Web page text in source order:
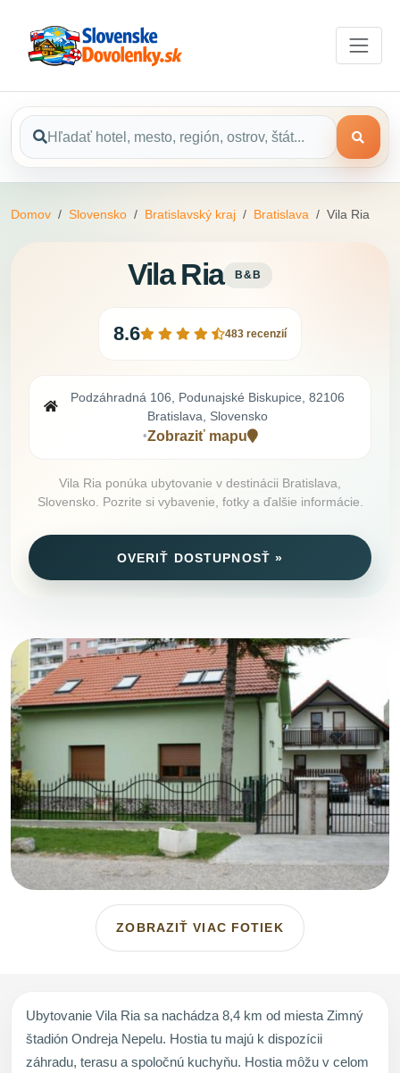
Domov Slovensko Bratislavský kraj Bratislava Vila Ria
Vila Ria B&B
8.6 483 recenzií
Podzáhradná 106, Podunajské Biskupice, 82106
Bratislava, Slovensko
•Zobraziť mapu
Vila Ria ponúka ubytovanie v destinácii Bratislava,
Slovensko. Pozrite si vybavenie, fotky a ďalšie informácie.
OVERIŤ DOSTUPNOSŤ »
ZOBRAZIŤ VIAC FOTIEK
Ubytovanie Vila Ria sa nachádza 8,4 km od miesta Zimný
štadión Ondreja Nepelu. Hostia tu majú k dispozícii
záhradu, terasu a spoločnú kuchyňu. Hostia môžu v celom